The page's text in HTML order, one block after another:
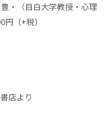
・（目白大学教授・心理
（+税）
店より